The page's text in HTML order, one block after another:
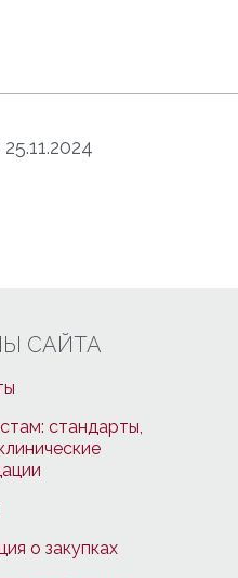
САЙТА
стандарты,
о закупках